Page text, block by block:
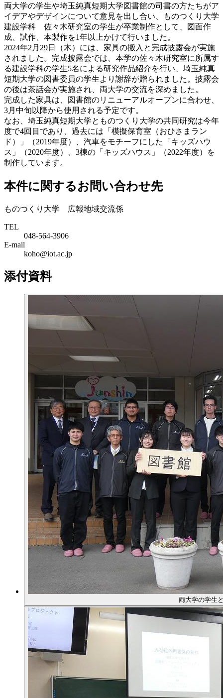
両大学の学生や埼玉純真短期大学図書館の司書の方たちがア
イデアやデザインについて意見を出し合い、ものつくり大学
建設学科 佐々木研究室の学生が卒業制作として、図面作
成、試作、本製作を1年以上かけて行いました。
2024年2月29日（木）には、家具の搬入と完成披露会が実施
されました。完成披露会では、本学の佐々木研究室に所属す
る建設学科の学生5名による研究作品紹介を行い、埼玉純真
短期大学の図書委員の学生より謝辞が贈られました。披露会
の後は茶話会が実施され、両大学の交流を深めました。
完成した家具は、図書館のリニューアルオープンに合わせ、
3月中旬以降から使用される予定です。
なお、埼玉純真短期大学とものつくり大学の共同研究は今年
度で4回目であり、過去には「模擬保育室（おひさまラン
ド）」（2019年度）、汽車をモチーフにした「キッズハウ
ス」（2020年度）、3棟の「キッズハウス」（2022年度）を
制作しています。
本件に関するお問い合わせ先
ものつくり大学 広報地域交流係
TEL
048-564-3906
E-mail
koho@iot.ac.jp
添付資料
両大学の学生